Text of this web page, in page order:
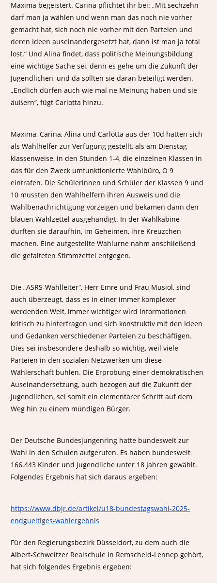
Maxima begeistert. Carina pflichtet ihr bei: „Mit sechzehn
darf man ja wählen und wenn man das noch nie vorher
gemacht hat, sich noch nie vorher mit den Parteien und
deren Ideen auseinandergesetzt hat, dann ist man ja total
lost.“ Und Alina findet, dass politische Meinungsbildung
eine wichtige Sache sei, denn es gehe um die Zukunft der
Jugendlichen, und da sollten sie daran beteiligt werden.
„Endlich dürfen auch wie mal ne Meinung haben und sie
äußern“, fügt Carlotta hinzu.
Maxima, Carina, Alina und Carlotta aus der 10d hatten sich
als Wahlhelfer zur Verfügung gestellt, als am Dienstag
klassenweise, in den Stunden 1-4, die einzelnen Klassen in
das für den Zweck umfunktionierte Wahlbüro, O 9
eintrafen. Die Schülerinnen und Schüler der Klassen 9 und
10 mussten den Wahlhelfern ihren Ausweis und die
Wahlbenachrichtigung vorzeigen und bekamen dann den
blauen Wahlzettel ausgehändigt. In der Wahlkabine
durften sie daraufhin, im Geheimen, ihre Kreuzchen
machen. Eine aufgestellte Wahlurne nahm anschließend
die gefalteten Stimmzettel entgegen.
Die „ASRS-Wahlleiter“, Herr Emre und Frau Musiol, sind
auch überzeugt, dass es in einer immer komplexer
werdenden Welt, immer wichtiger wird Informationen
kritisch zu hinterfragen und sich konstruktiv mit den Ideen
und Gedanken verschiedener Parteien zu beschäftigen.
Dies sei insbesondere deshalb so wichtig, weil viele
Parteien in den sozialen Netzwerken um diese
Wählerschaft buhlen. Die Erprobung einer demokratischen
Auseinandersetzung, auch bezogen auf die Zukunft der
Jugendlichen, sei somit ein elementarer Schritt auf dem
Weg hin zu einem mündigen Bürger.
Der Deutsche Bundesjungenring hatte bundesweit zur
Wahl in den Schulen aufgerufen. Es haben bundesweit
166.443 Kinder und Jugendliche unter 18 Jahren gewählt.
Folgendes Ergebnis hat sich daraus ergeben:
https://www.dbjr.de/artikel/u18-bundestagswahl-2025-
endgueltiges-wahlergebnis
Für den Regierungsbezirk Düsseldorf, zu dem auch die
Albert-Schweitzer Realschule in Remscheid-Lennep gehört,
hat sich folgendes Ergebnis ergeben: